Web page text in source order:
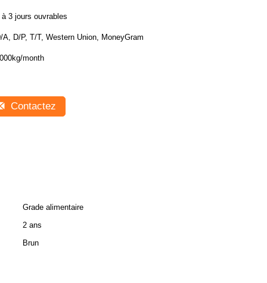
à 3 jours ouvrables
A, D/P, T/T, Western Union, MoneyGram
month
Contactez
Grade alimentaire
2 ans
Brun